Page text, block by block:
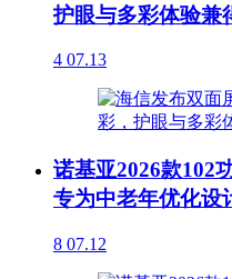
护眼与多彩体验兼
4 07.13
诺基亚2026款102
专为中老年优化设
8 07.12